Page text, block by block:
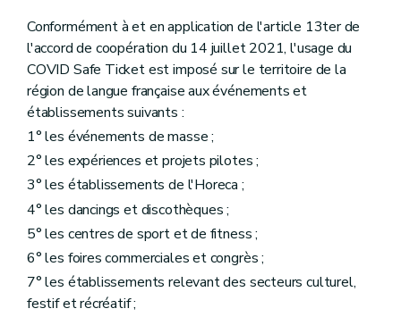
Conformément à et en application de l'article 13ter de
l'accord de coopération du 14 juillet 2021, l'usage du
COVID Safe Ticket est imposé sur le territoire de la
région de langue française aux événements et
établissements suivants :
1° les événements de masse ;
2° les expériences et projets pilotes ;
3° les établissements de l'Horeca ;
4° les dancings et discothèques ;
5° les centres de sport et de fitness ;
6° les foires commerciales et congrès ;
7° les établissements relevant des secteurs culturel,
festif et récréatif ;